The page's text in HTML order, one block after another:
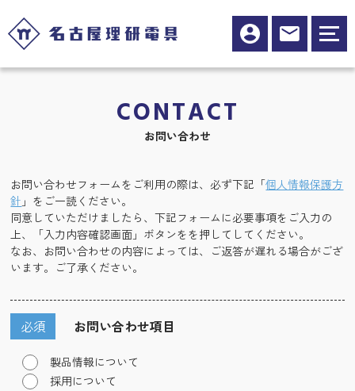
CONTACT
お問い合わせ
お問い合わせフォームをご利用の際は、必ず下記「個人情報保護方
針 」をご一読ください。
同意していただけましたら、下記フォームに必要事項をご入力の
上、「入力内容確認画面」ボタンをを押してしてください。
なお、お問い合わせの内容によっては、ご返答が遅れる場合がござ
います。ご了承ください。
お問い合わせ項目
必須
製品情報について
採用について